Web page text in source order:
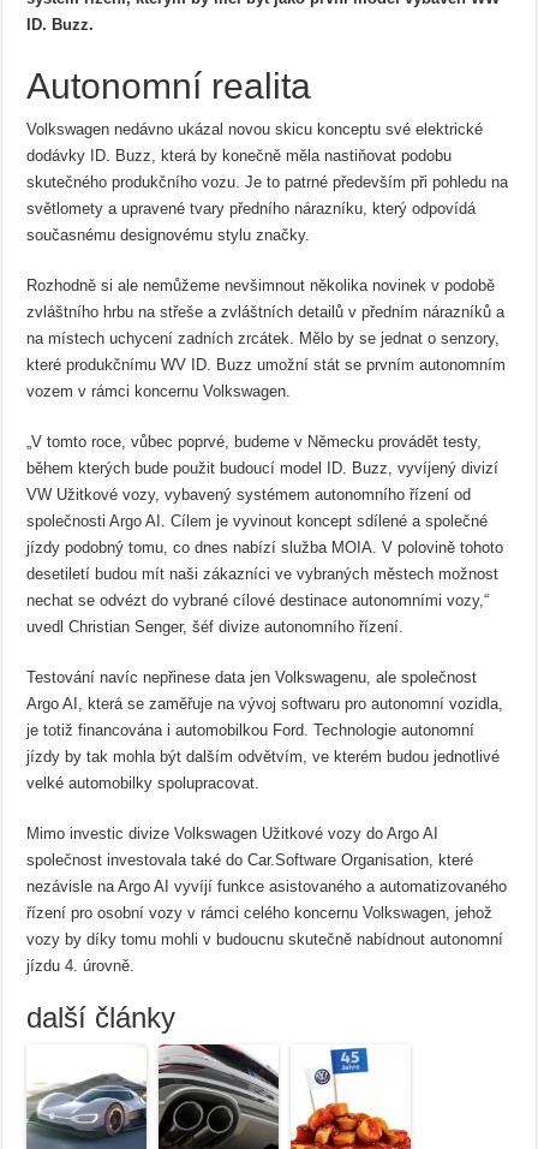
ID. Buzz.
Autonomní realita
Volkswagen nedávno ukázal novou skicu konceptu své elektrické
dodávky ID. Buzz, která by konečně měla nastiňovat podobu
skutečného produkčního vozu. Je to patrné především při pohledu na
světlomety a upravené tvary předního nárazníku, který odpovídá
současnému designovému stylu značky.
Rozhodně si ale nemůžeme nevšimnout několika novinek v podobě
zvláštního hrbu na střeše a zvláštních detailů v předním nárazníků a
na místech uchycení zadních zrcátek. Mělo by se jednat o senzory,
které produkčnímu WV ID. Buzz umožní stát se prvním autonomním
vozem v rámci koncernu Volkswagen.
„V tomto roce, vůbec poprvé, budeme v Německu provádět testy,
během kterých bude použit budoucí model ID. Buzz, vyvíjený divizí
VW Užitkové vozy, vybavený systémem autonomního řízení od
společnosti Argo AI. Cílem je vyvinout koncept sdílené a společné
jízdy podobný tomu, co dnes nabízí služba MOIA. V polovině tohoto
desetiletí budou mít naši zákazníci ve vybraných městech možnost
nechat se odvézt do vybrané cílové destinace autonomními vozy,“
uvedl Christian Senger, šéf divize autonomního řízení.
Testování navíc nepřinese data jen Volkswagenu, ale společnost
Argo AI, která se zaměřuje na vývoj softwaru pro autonomní vozidla,
je totiž financována i automobilkou Ford. Technologie autonomní
jízdy by tak mohla být dalším odvětvím, ve kterém budou jednotlivé
velké automobilky spolupracovat.
Mimo investic divize Volkswagen Užitkové vozy do Argo AI
společnost investovala také do Car.Software Organisation, které
nezávisle na Argo AI vyvíjí funkce asistovaného a automatizovaného
řízení pro osobní vozy v rámci celého koncernu Volkswagen, jehož
vozy by díky tomu mohli v budoucnu skutečně nabídnout autonomní
jízdu 4. úrovně.
další články